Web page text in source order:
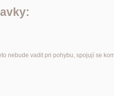
nebude vadit pri pohybu, spojují se